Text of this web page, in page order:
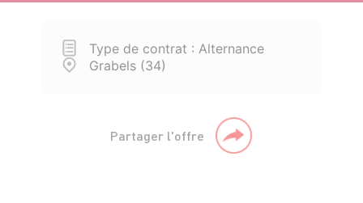
Type de contrat : Alternance
Grabels (34)
Partager l'offre